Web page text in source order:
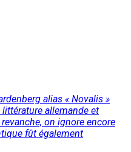
alias « Novalis »
allemande et
on ignore encore
fût également